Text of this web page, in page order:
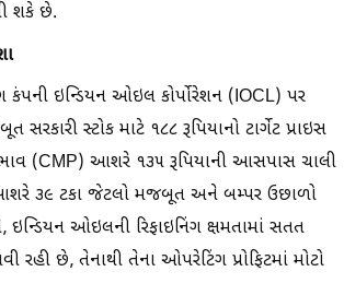
શકે છે.
કંપની ઇન્ડિયન ઓઇલ કોર્પોરેશન (IOCL) પર
સ્ટોક માટે ૧૮૮ રૂપિયાનો ટાર્ગેટ પ્રાઇસ
(CMP) આશરે ૧૩૫ રૂપિયાની આસપાસ ચાલી
૩૯ ટકા જેટલો મજબૂત અને બમ્પર ઉછાળો
ઓઇલની રિફાઇનિંગ ક્ષમતામાં સતત
છે, તેનાથી તેના ઓપરેટિંગ પ્રોફિટમાં મોટો